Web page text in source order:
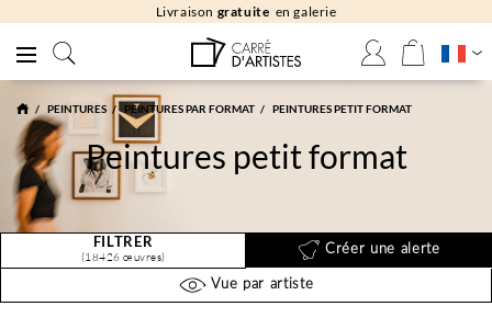
Livraison gratuite en galerie
PEINTURES PEINTURES PAR FORMAT PEINTURES PETIT FORMAT
Peintures petit format
FILTRER
(18426 œuvres)
Créer une alerte
Vue par artiste